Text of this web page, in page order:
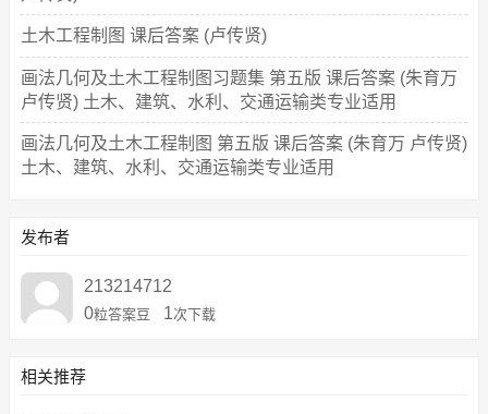
土木工程制图 课后答案 (卢传贤)
画法几何及土木工程制图习题集 第五版 课后答案 (朱育万
卢传贤) 土木、建筑、水利、交通运输类专业适用
画法几何及土木工程制图 第五版 课后答案 (朱育万 卢传贤)
土木、建筑、水利、交通运输类专业适用
发布者
213214712
0粒答案豆 1次下载
相关推荐